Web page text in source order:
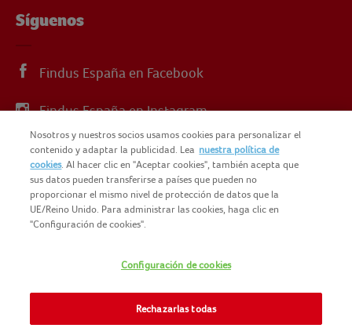
Síguenos
Findus España en Facebook
Findus España en Instagram
Findus España en X
POLÍTICA DE PRIVACIDAD
MAPA DEL SITIO
TÉRMINOS Y CONDICIONES
FINDUS FOOD SERVICES
Nosotros y nuestros socios usamos cookies para personalizar el
contenido y adaptar la publicidad. Lea nuestra política de
cookies. Al hacer clic en "Aceptar cookies", también acepta que
sus datos pueden transferirse a países que pueden no
proporcionar el mismo nivel de protección de datos que la
UE/Reino Unido. Para administrar las cookies, haga clic en
"Configuración de cookies".
Configuración de cookies
Rechazarlas todas